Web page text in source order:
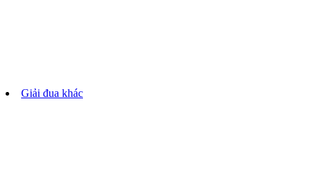
Giải đua khác